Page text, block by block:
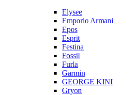
Elysee
Emporio Armani
Epos
Esprit
Festina
Fossil
Furla
Garmin
GEORGE KINI
Gryon